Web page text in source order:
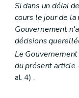
Si dans un délai
cours le jour de la
Gouvernement
décisions
Le
du présent article
al. 4) .